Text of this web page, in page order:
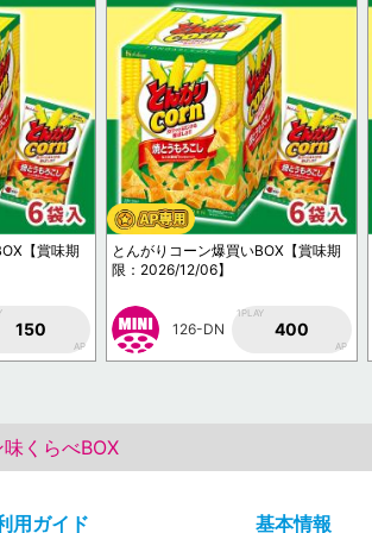
【賞味期
150
AP
とんがりコーン爆買いBOX【賞味期
限：2026/12/06】
126-DN
1PLAY
400
AP
くらべBOX
用ガイド 基本情報